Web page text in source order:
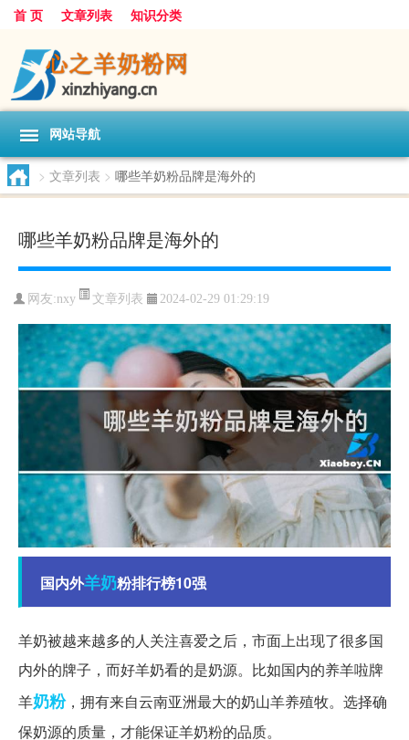
首 页 文章列表 知识分类
网站导航
> 文章列表 > 哪些羊奶粉品牌是海外的
哪些羊奶粉品牌是海外的
网友:nxy 文章列表 2024-02-29 01:29:19
国内外羊奶粉排行榜10强
羊奶被越来越多的人关注喜爱之后，市面上出现了很多国
内外的牌子，而好羊奶看的是奶源。比如国内的养羊啦牌
羊奶粉，拥有来自云南亚洲最大的奶山羊养殖牧。选择确
保奶源的质量，才能保证羊奶粉的品质。